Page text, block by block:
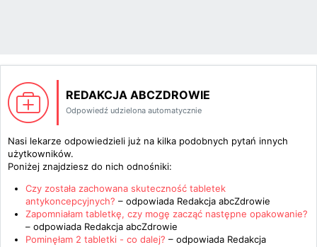
REDAKCJA ABCZDROWIE
Odpowiedź udzielona automatycznie
Nasi lekarze odpowiedzieli już na kilka podobnych pytań innych
użytkowników.
Poniżej znajdziesz do nich odnośniki:
Czy została zachowana skuteczność tabletek
antykoncepcyjnych? – odpowiada Redakcja abcZdrowie
Zapomniałam tabletkę, czy mogę zacząć następne opakowanie?
– odpowiada Redakcja abcZdrowie
Pominęłam 2 tabletki - co dalej? – odpowiada Redakcja